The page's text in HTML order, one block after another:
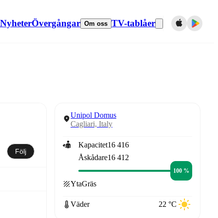
NyheterÖvergångar Om oss TV-tablåer
Följ
Unipol Domus
Cagliari, Italy
Kapacitet16 416
Åskådare16 412
100 %
YtaGräs
Väder 22 °C